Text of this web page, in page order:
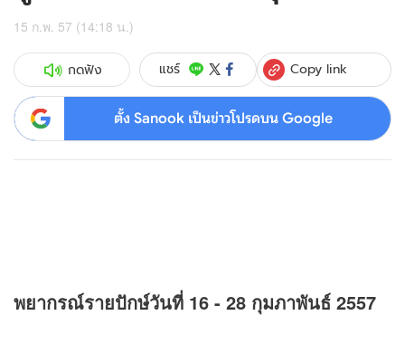
15 ก.พ. 57 (14:18 น.)
กดฟัง แชร์ Copy link
ตั้ง Sanook เป็นข่าวโปรดบน Google
พยากรณ์รายปักษ์วันที่ 16 - 28 กุมภาพันธ์ 2557